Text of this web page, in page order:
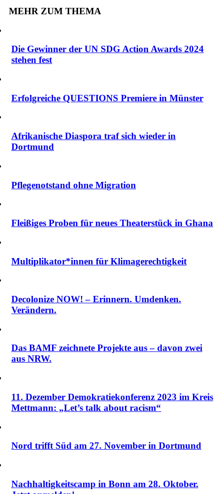
MEHR ZUM THEMA
Die Gewinner der UN SDG Action Awards 2024
stehen fest
Erfolgreiche QUESTIONS Premiere in Münster
Afrikanische Diaspora traf sich wieder in
Dortmund
Pflegenotstand ohne Migration
Fleißiges Proben für neues Theaterstück in Ghana
Multiplikator*innen für Klimagerechtigkeit
Decolonize NOW! – Erinnern. Umdenken.
Verändern.
Das BAMF zeichnete Projekte aus – davon zwei
aus NRW.
11. Dezember Demokratiekonferenz 2023 im Kreis
Mettmann: „Let’s talk about racism“
Nord trifft Süd am 27. November in Dortmund
Nachhaltigkeitscamp in Bonn am 28. Oktober.